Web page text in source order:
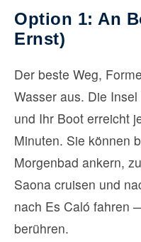
Option 1: An
Ernst)
Der beste Weg,
Wasser aus. Die
und Ihr Boot erreicht
Minuten. Sie können
Morgenbad ankern,
Saona cruisen und
nach Es Caló fahren
berühren.